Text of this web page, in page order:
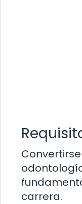
carrera.